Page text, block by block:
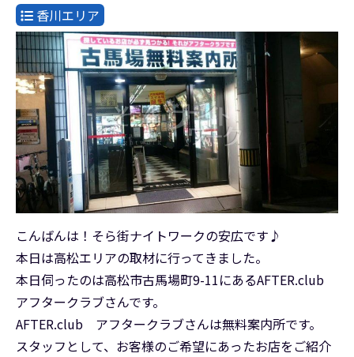
香川エリア
こんばんは！そら街ナイトワークの安広です♪
本日は高松エリアの取材に行ってきました。
本日伺ったのは高松市古馬場町9-11にあるAFTER.club
アフタークラブさんです。
AFTER.club アフタークラブさんは無料案内所です。
スタッフとして、お客様のご希望にあったお店をご紹介